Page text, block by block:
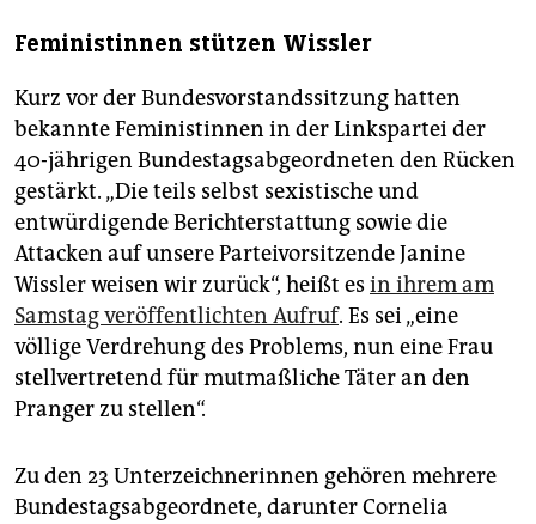
Feministinnen stützen Wissler
Kurz vor der Bundesvorstandssitzung hatten
bekannte Feministinnen in der Linkspartei der
40-jährigen Bundestagsabgeordneten den Rücken
gestärkt. „Die teils selbst sexistische und
entwürdigende Berichterstattung sowie die
Attacken auf unsere Parteivorsitzende Janine
Wissler weisen wir zurück“, heißt es in ihrem am
Samstag veröffentlichten Aufruf. Es sei „eine
völlige Verdrehung des Problems, nun eine Frau
stellvertretend für mutmaßliche Täter an den
Pranger zu stellen“.
Zu den 23 Unterzeichnerinnen gehören mehrere
Bundestagsabgeordnete, darunter Cornelia